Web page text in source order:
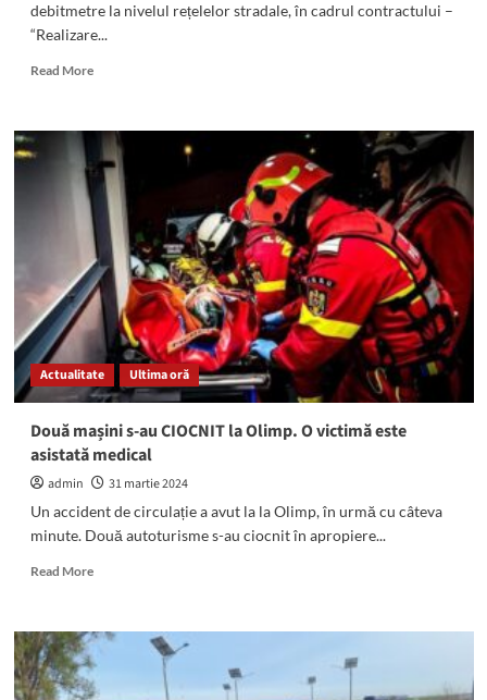
o
mașină,
debitmetre la nivelul rețelelor stradale, în cadrul contractului –
“Realizare...
Read MoreRead
Atenție,
oprește
apa
în
mai
multe
zone
din
Constanța!
Actualitate Ultima oră
Două mașini s-au CIOCNIT la Olimp. O victimă este
asistată medical
admin
31 martie 2024
Un accident de circulație a avut la la Olimp, în urmă cu câteva
minute. Două autoturisme s-au ciocnit în apropiere...
Read MoreRead
Două
s-
au